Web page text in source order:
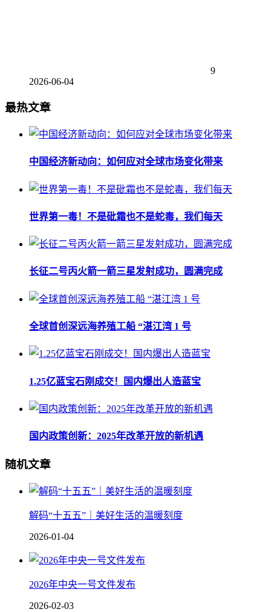
9
2026-06-04
最热文章
中国经济新动向：如何应对全球市场变化带来
世界第一毒！不是砒霜也不是蛇毒，我们每天
长征二号丙火箭一箭三星发射成功，圆满完成
全球首创深远海养殖工船 “湛江湾 1 号
1.25亿蓝宝石刚成交！国内爆出人造蓝宝
国内政策创新：2025年改革开放的新机遇
随机文章
解码“十五五”｜美好生活的温暖刻度
2026-01-04
2026年中央一号文件发布
2026-02-03